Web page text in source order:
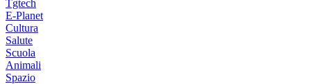
Tgtech
E-Planet
Cultura
Salute
Scuola
Animali
Spazio